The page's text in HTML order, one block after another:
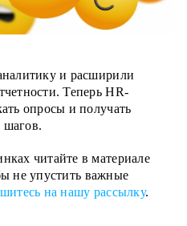
и расширили
Теперь HR-
опросы и получать
читайте в материале
не упустить важные
на нашу рассылку.